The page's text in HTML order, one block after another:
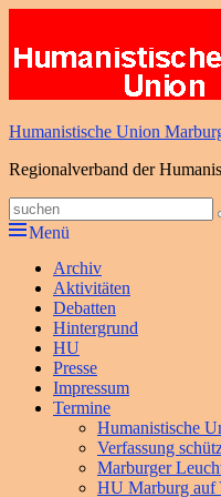
springen
Humanistische Union
Regionalverband der
Suche
nach:Menü
Primäres
Menü
Archiv
Aktivitäten
Debatten
Hintergrund
HU
Presse
Impressum
Termine
Humanistische
Verfassung
Marburger
HU Marburg auf